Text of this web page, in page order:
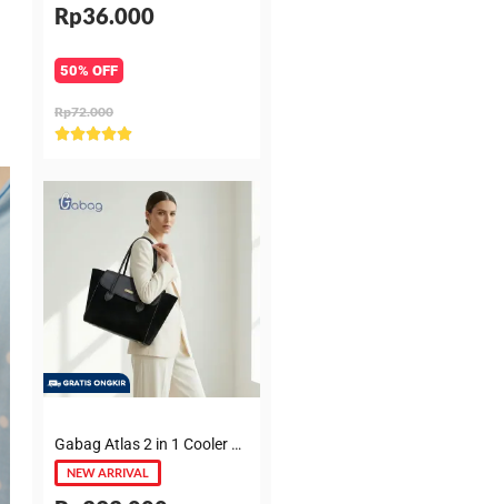
Rp36.000
50% OFF
Rp72.000
Rated
5
Gabag Atlas 2 in 1 Cooler & Diaper Bag Premium Suede – Tas bayi + Thermal pouch 20 Jam, Leakproof, Garansi 6 Bulan
NEW ARRIVAL